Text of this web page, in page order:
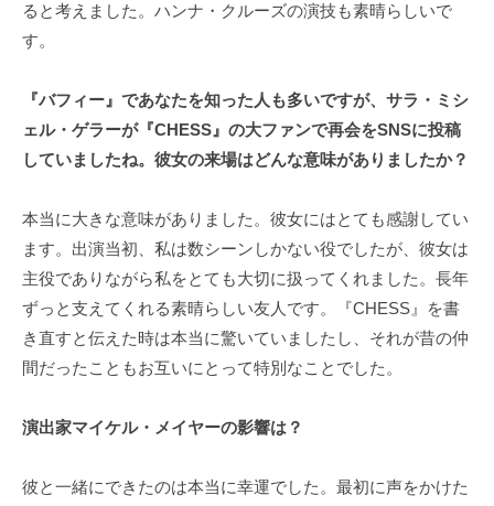
ると考えました。ハンナ・クルーズの演技も素晴らしいで
す。
『バフィー』であなたを知った人も多いですが、サラ・ミシ
ェル・ゲラーが『CHESS』の大ファンで再会をSNSに投稿
していましたね。彼女の来場はどんな意味がありましたか？
本当に大きな意味がありました。彼女にはとても感謝してい
ます。出演当初、私は数シーンしかない役でしたが、彼女は
主役でありながら私をとても大切に扱ってくれました。長年
ずっと支えてくれる素晴らしい友人です。『CHESS』を書
き直すと伝えた時は本当に驚いていましたし、それが昔の仲
間だったこともお互いにとって特別なことでした。
演出家マイケル・メイヤーの影響は？
彼と一緒にできたのは本当に幸運でした。最初に声をかけた